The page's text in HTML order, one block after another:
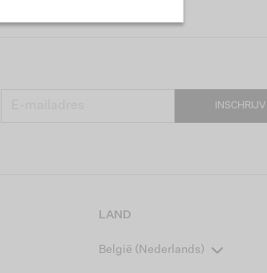
LAND
België (Nederlands)